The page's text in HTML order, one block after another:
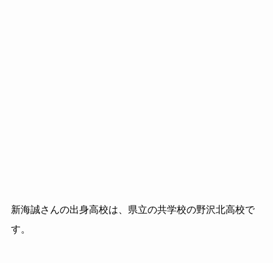
新海誠さんの出身高校は、県立の共学校の野沢北高校で
す。